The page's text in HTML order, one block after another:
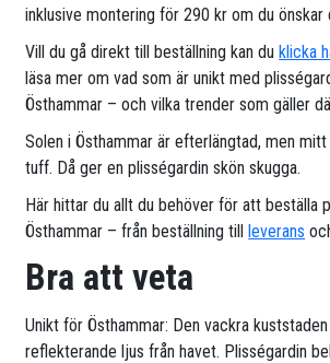
inklusive montering för 290 kr om du önskar
Vill du gå direkt till beställning kan duklicka
läsa mer om vad som är unikt med
Östhammar – och vilka trender som gäller
Solen i Östhammar är efterlängtad, men
tuff. Då ger en plisségardin skön skugga.
Här hittar du allt du behöver för att beställa
Östhammar – från beställning tillleverans
Bra att veta
Unikt för Östhammar: Den vackra
reflekterande ljus från havet. Plisségardin